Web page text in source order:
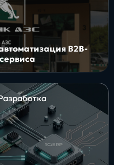
B2B-
Разработка